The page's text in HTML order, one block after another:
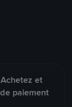
et
paiement